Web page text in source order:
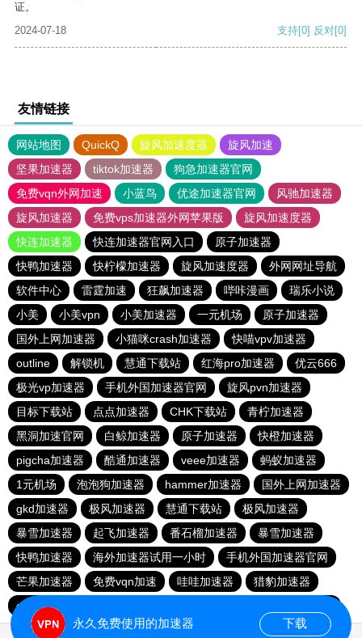
证。
2024-07-18
支持[0] 反对[0]
友情链接
网站地图 QuickQ 旋风加速度器
旋风加速
坚果加速器
tiktok加速器
狗急加速器官网
免费vqn外网加速
小蓝鸟 优途加速器官网
风驰加速器
旋风加速器
免费vps加速器外网苹果版
旋风加速度器
快连加速器
快连加速器官网入口
原子加速器
快鸭加速器
快柠檬加速器 旋风加速度器
外网网址导航
软件中心
雷霆加速 狂飙加速器 哔咔漫画
瑞乐小说
小美
小美vpn 小美加速器 一元机场
原子加速器
国外上网加速器
小猫咪crash加速器
快喵vpv加速器
outline
解锁机 慧通下载站 红海pro加速器
优云666
极光vp加速器
手机外国加速器官网
旋风pvn加速器
目标下载站
点点加速器 CHK下载站
青柠加速器
黑洞加速官网
白鲸加速器 原子加速器
快橙加速器
pigcha加速器
酷通加速器 veee加速器
蚂蚁加速器
1元机场
泡泡狗加速器 hammer加速器
国外上网加速器
gkd加速器
极风加速器 慧通下载站
极风加速器
暴雪加速器
起飞加速器 番石榴加速器
暴雪加速器
快鸭加速器
海外加速器试用一小时
手机外国加速器官网
芒果加速器
免费vqn加速 哇哇加速器
猎豹加速器
gkd加速器
永久免费使用的加速器 下载